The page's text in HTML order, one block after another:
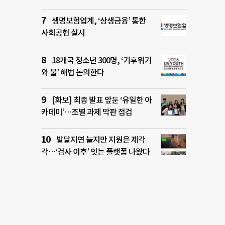
생명보험업계, ‘상생금융’ 통한
사회공헌 실시
18개국 청소년 300명, ‘기후위기
와 물’ 해법 논의한다
[화보] 최종 발표 앞둔 ‘유일한 아
카데미’…조별 과제 막판 점검
발달지연 늘지만 지원은 제각
각…‘검사 이후’ 잇는 플랫폼 나왔다